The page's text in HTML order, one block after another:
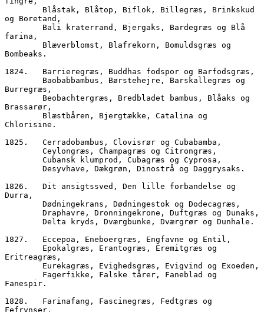
og Boretand,
farina,
Bombeaks.
Burregræs,
Brassarør,
Chlorisine.
1825.	Cerradobambus, Clovisrør og Cubabamba,
        Ceylongræs, Champagræs og Citrongræs,
        Cubansk klumprod, Cubagræs og Cyprosa,
        Desyvhave, Dækgrøn, Dinostrå og Daggrysaks.
1826.	Dit ansigtssved, Den lille forbandelse og
Durra,
        Dødningekrans, Dødningestok og Dodecagræs,
        Draphavre, Dronningekrone, Duftgræs og Dunaks,
1827.	Eccepoa, Eneboergræs, Engfavne og Entil,
Eritreagræs,
Fanespir.
1828.	Farinafang, Fascinegræs, Fedtgræs og
Fefrynser,